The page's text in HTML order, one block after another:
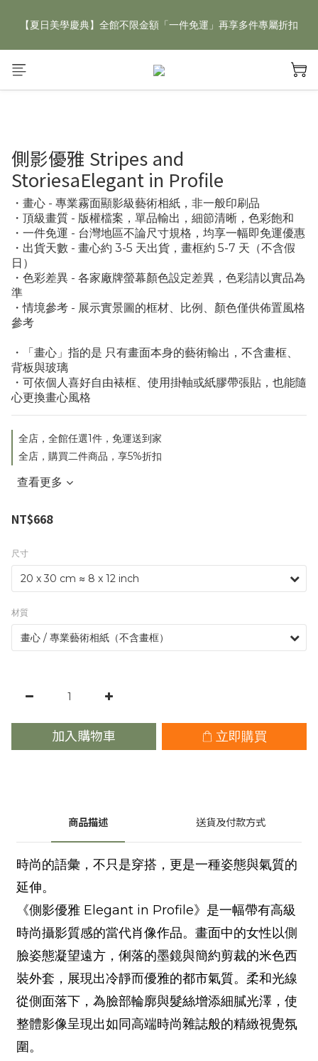
【夏日美學慶典】全館不限金額「一件免運」再享多件專屬折扣
新手好禮 🎁 加 LINE 好友，現領 新朋友專屬見面禮 優惠券！👉
側影優雅 Stripes and
StoriesaElegant in Profile
・畫心 - 專業霧面顯影級藝術相紙，非一般印刷品
・頂級畫質 - 版權檔案，單品輸出，細節清晰，色彩飽和
・一件免運 - 台灣地區不論尺寸規格，均享一幅即免運優惠
・出貨天數 - 畫心約 3-5 天出貨，畫框約 5-7 天（不含假
日）
・色彩差異 - 各家廠牌螢幕顏色設定差異，色彩請以實品為
準
・情境參考 - 展示實景圖的框材、比例、顏色僅供佈置風格
參考
・「畫心」指的是 只有畫面本身的藝術輸出，不含畫框、
背板與玻璃
・可依個人喜好自由裱框、使用掛軸或紙膠帶張貼，也能隨
心更換畫心風格
全店，全館任選1件，免運送到家
全店，購買二件商品，享5%折扣
查看更多
NT$668
尺寸
材質
加入購物車 立即購買
商品描述 送貨及付款方式
時尚的語彙，不只是穿搭，更是一種姿態與氣質的
延伸。
《側影優雅 Elegant in Profile》是一幅帶有高級
時尚攝影質感的當代肖像作品。畫面中的女性以側
臉姿態凝望遠方，俐落的墨鏡與簡約剪裁的米色西
裝外套，展現出冷靜而優雅的都市氣質。柔和光線
從側面落下，為臉部輪廓與髮絲增添細膩光澤，使
整體影像呈現出如同高端時尚雜誌般的精緻視覺氛
圍。